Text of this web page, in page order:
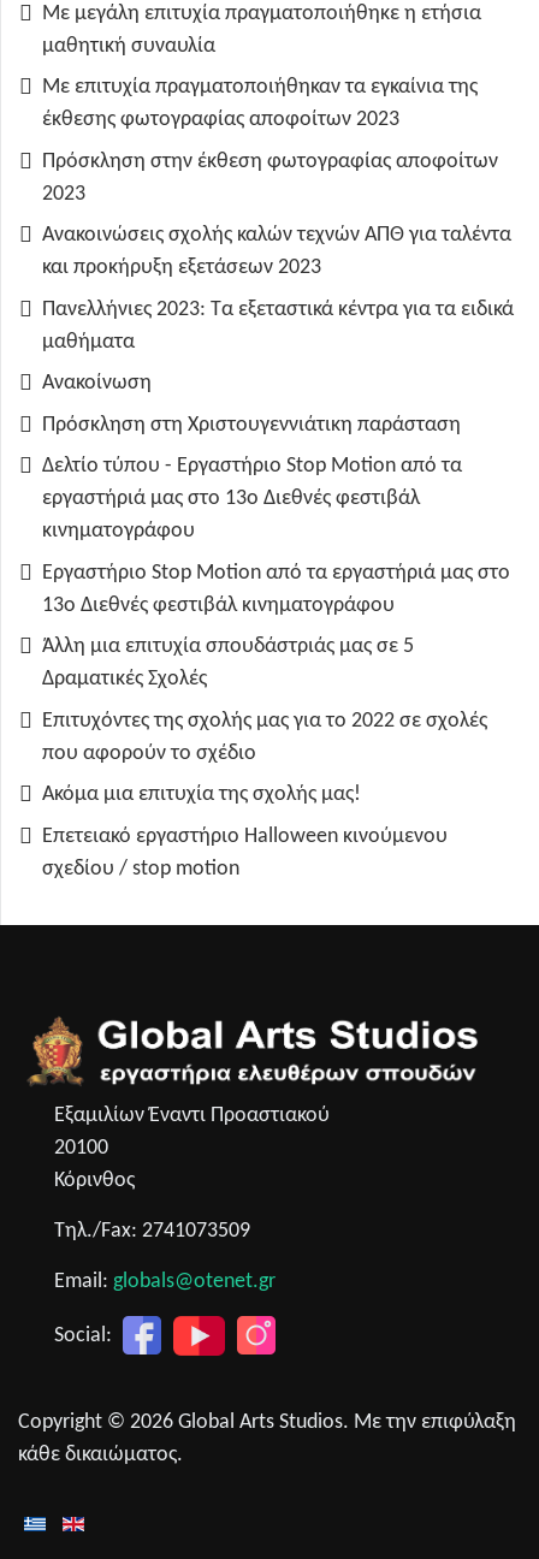
Με μεγάλη επιτυχία πραγματοποιήθηκε η ετήσια
μαθητική συναυλία
Με επιτυχία πραγματοποιήθηκαν τα εγκαίνια της
έκθεσης φωτογραφίας αποφοίτων 2023
Πρόσκληση στην έκθεση φωτογραφίας αποφοίτων
2023
Ανακοινώσεις σχολής καλών τεχνών ΑΠΘ για ταλέντα
και προκήρυξη εξετάσεων 2023
Πανελλήνιες 2023: Τα εξεταστικά κέντρα για τα ειδικά
μαθήματα
Ανακοίνωση
Πρόσκληση στη Χριστουγεννιάτικη παράσταση
Δελτίο τύπου - Εργαστήριο Stop Motion από τα
εργαστήριά μας στο 13ο Διεθνές φεστιβάλ
κινηματογράφου
Εργαστήριο Stop Motion από τα εργαστήριά μας στο
13ο Διεθνές φεστιβάλ κινηματογράφου
Άλλη μια επιτυχία σπουδάστριάς μας σε 5
Δραματικές Σχολές
Επιτυχόντες της σχολής μας για το 2022 σε σχολές
που αφορούν το σχέδιο
Ακόμα μια επιτυχία της σχολής μας!
Επετειακό εργαστήριο Halloween κινούμενου
σχεδίου / stop motion
Εξαμιλίων Έναντι Προαστιακού
20100
Κόρινθος
Τηλ./Fax: 2741073509
Email: globals@otenet.gr
Social:
Copyright © 2026 Global Arts Studios. Με την επιφύλαξη
κάθε δικαιώματος.